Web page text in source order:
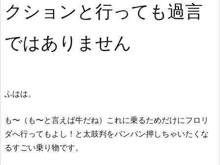
クションと行っても過言
ではありません
ふはは。
も〜（も〜と言えば牛だね）これに乗るためだけにフロリ
ダへ行ってもよし！と太鼓判をバンバン押しちゃいたくな
るすごい乗り物です。